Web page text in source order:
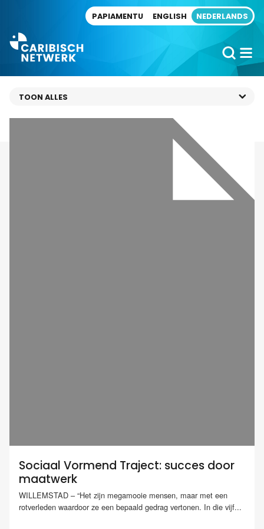
PAPIAMENTU ENGLISH NEDERLANDS
Sociaal Vormend Traject: succes door
maatwerk
WILLEMSTAD – “Het zijn megamooie mensen, maar met een
rotverleden waardoor ze een bepaald gedrag vertonen. In die vijf...